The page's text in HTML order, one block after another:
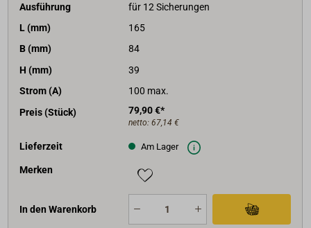
Ausführung
für 12 Sicherungen
L (mm)
165
B (mm)
84
H (mm)
39
Strom (A)
100 max.
Preis (Stück)
79,90 €*
netto: 67,14 €
Lieferzeit Am Lager
Merken
In den Warenkorb